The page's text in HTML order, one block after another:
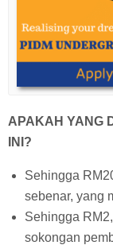
APAKAH YANG
INI?
Sehingga
sebenar, yang
Sehingga
sokongan